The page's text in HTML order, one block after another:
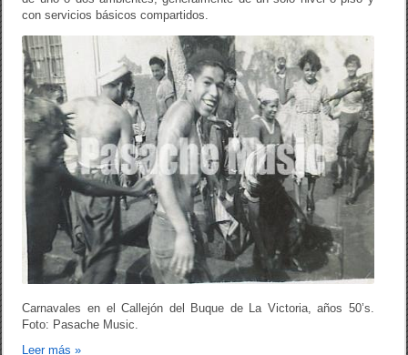
con servicios básicos compartidos.
Carnavales en el Callejón del Buque de La Victoria, años 50’s.
Foto: Pasache Music.
Leer más»